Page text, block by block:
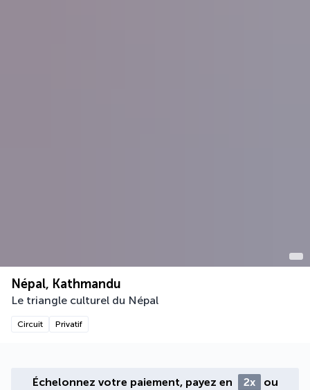
Népal, Kathmandu
Le triangle culturel du Népal
Circuit Privatif
Échelonnez votre paiement, payez en 2x
ou